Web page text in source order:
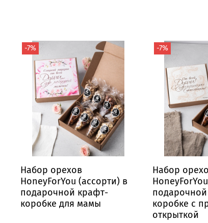
-7%
Набор орехов
HoneyForYou (ассорти) в
подарочной крафт-
коробке для мамы
-7%
Набор
коробке с
открыткой